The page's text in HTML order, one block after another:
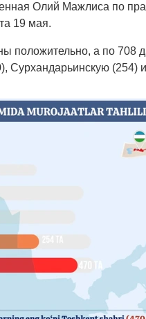
Олий Мажлиса по
19 мая.
положительно, а по 708
Сурхандарьинскую (254)